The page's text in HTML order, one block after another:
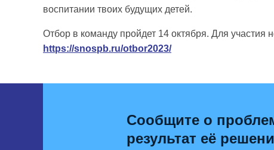
воспитании твоих будущих детей.
Отбор в команду пройдет 14 октября. Для участия
https://snospb.ru/otbor2023/
Сообщите о
результат её